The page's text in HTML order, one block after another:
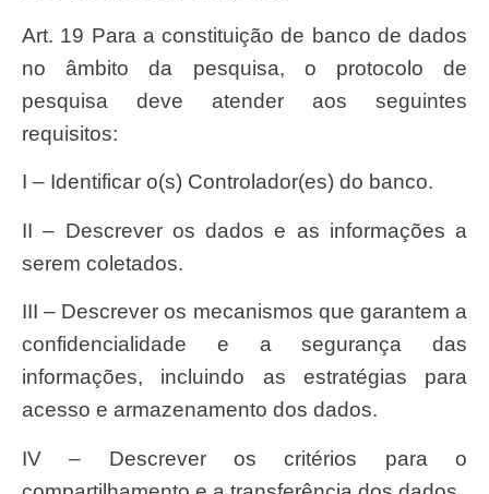
Art. 19 Para a constituição de banco de dados
no âmbito da pesquisa, o protocolo de
pesquisa deve atender aos seguintes
requisitos:
I – Identificar o(s) Controlador(es) do banco.
II – Descrever os dados e as informações a
serem coletados.
III – Descrever os mecanismos que garantem a
confidencialidade e a segurança das
informações, incluindo as estratégias para
acesso e armazenamento dos dados.
IV – Descrever os critérios para o